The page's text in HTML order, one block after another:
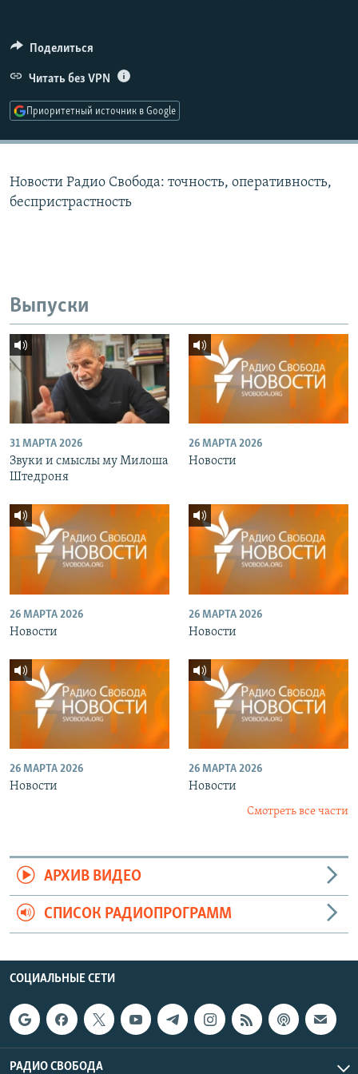
ПОДПИШИТЕСЬ НА РАССЫЛКУ
СОЦИАЛЬНЫЕ СЕТИ
Поделиться
Читать без VPN
Приоритетный источник в Google
Новости Радио Свобода: точность, оперативность,
беспристрастность
Выпуски
31 МАРТА 2026
Звуки и смыслы му Милоша
Штедроня
26 МАРТА 2026
Новости
26 МАРТА 2026
Новости
26 МАРТА 2026
Новости
26 МАРТА 2026
Новости
26 МАРТА 2026
Новости
Смотреть все части
АРХИВ ВИДЕО
СПИСОК РАДИОПРОГРАММ
СОЦИАЛЬНЫЕ СЕТИ
РАДИО СВОБОДА